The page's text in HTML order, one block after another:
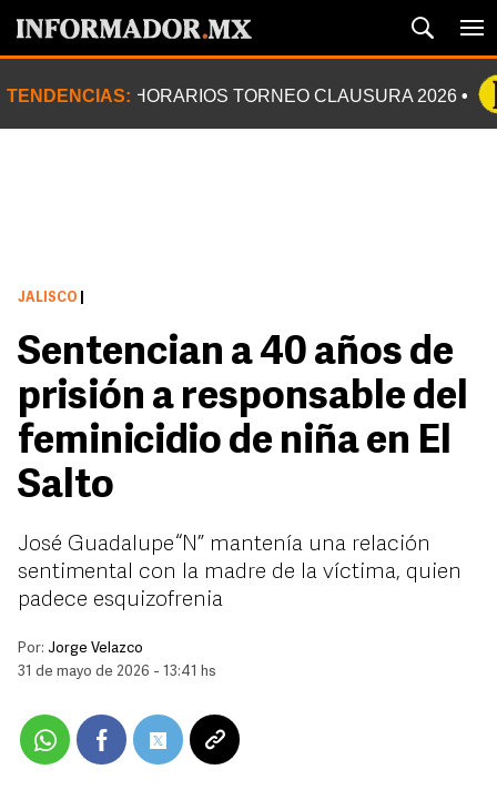
TENDENCIAS: HORARIOS TORNEO CLAUSURA 2026
JALISCO
Sentencian a 40 años de
prisión a responsable del
feminicidio de niña en El
Salto
José Guadalupe “N” mantenía una relación
sentimental con la madre de la víctima, quien
padece esquizofrenia
Por: Jorge Velazco
31 de mayo de 2026 - 13:41 hs